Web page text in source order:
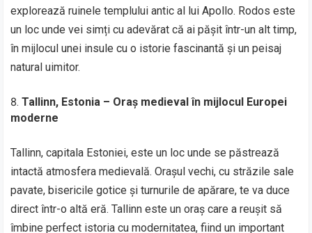
explorează ruinele templului antic al lui Apollo. Rodos este
un loc unde vei simți cu adevărat că ai pășit într-un alt timp,
în mijlocul unei insule cu o istorie fascinantă și un peisaj
natural uimitor.
Tallinn, Estonia – Oraș medieval în mijlocul Europei
moderne
Tallinn, capitala Estoniei, este un loc unde se păstrează
intactă atmosfera medievală. Orașul vechi, cu străzile sale
pavate, bisericile gotice și turnurile de apărare, te va duce
direct într-o altă eră. Tallinn este un oraș care a reușit să
îmbine perfect istoria cu modernitatea, fiind un important